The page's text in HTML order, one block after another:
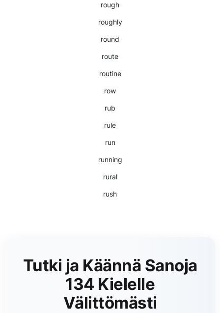
rough
roughly
round
route
routine
row
rub
rule
run
running
rural
rush
Tutki ja Käännä Sanoja
134 Kielelle
Välittömästi